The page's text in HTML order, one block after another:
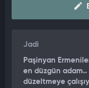
Jadi
Paşinyan
en düzgün adam..
düzeltmeye